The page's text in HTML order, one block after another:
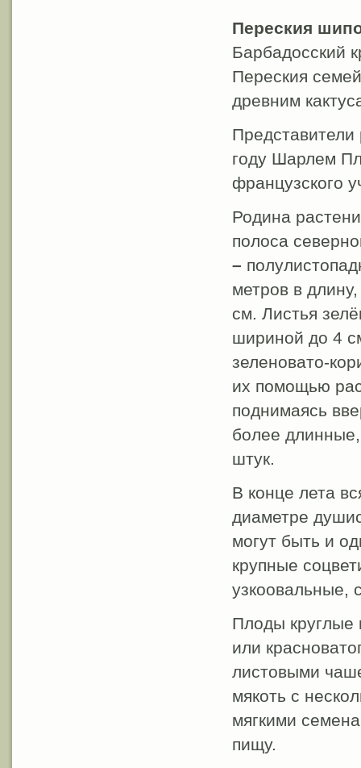
Переския
Барбадосский
Переския
древним
году Шарлем
французского
Родина
полоса
–
метров в
см. Листья
шириной до 4
зеленовато-
их помощью
поднимаясь
более
штук.
В конце лета
диаметре
могут быть и
крупные
узкоовальные,
Плоды круглые
или
листовыми
мякоть с
мягкими
пищу.